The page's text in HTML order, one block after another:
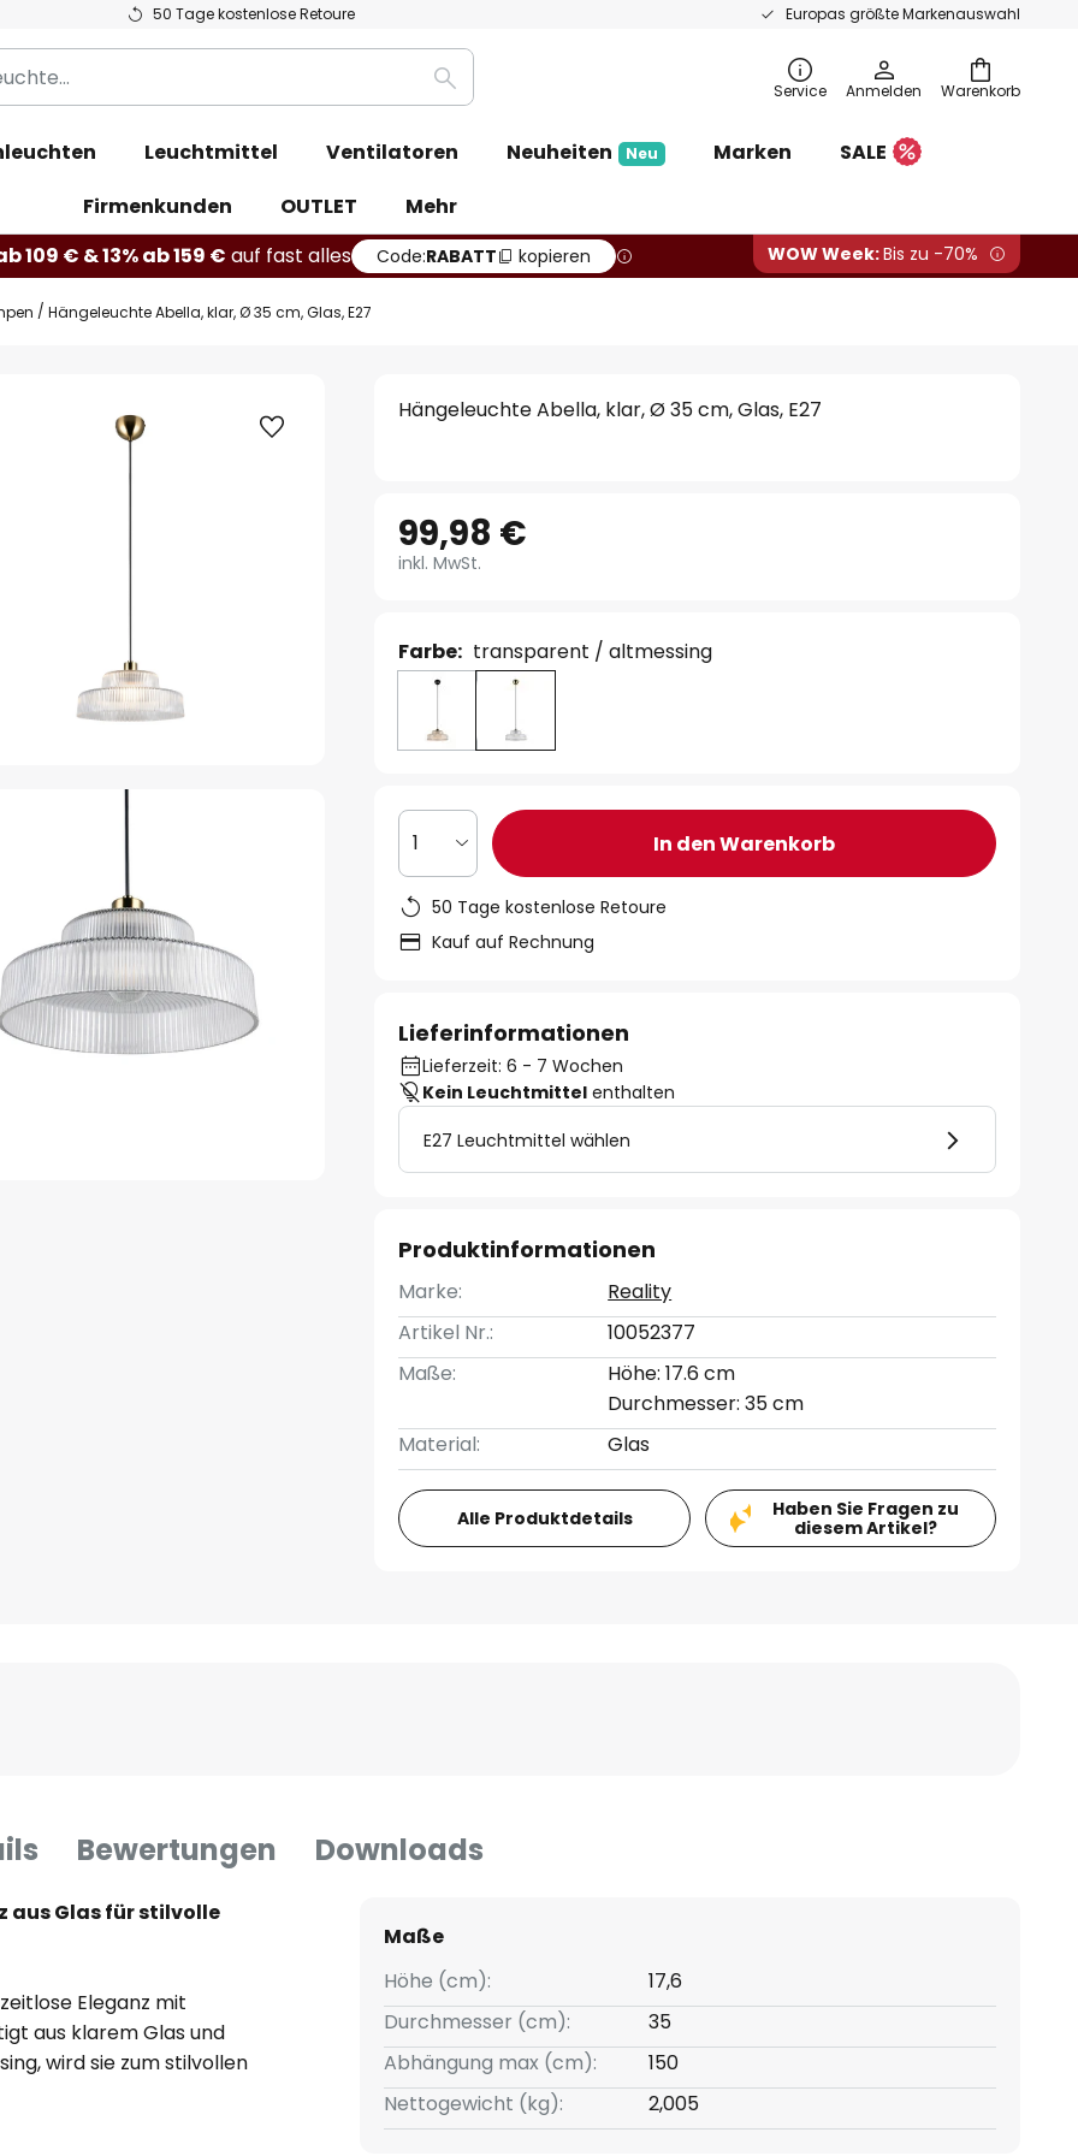
50 Tage kostenlose Retoure Europas größte Markenauswahl
Warenkorb
Suche Service Anmelden
Leuchtmittel Ventilatoren Neuheiten Neu Marken
SALE
Firmenkunden
OUTLET
Mehr
109 € & 13% ab 159 € auf fast alles Code:RABATT kopieren WOW Week:Bis zu -70%
Hängeleuchte Abella, klar, Ø 35 cm, Glas, E27
Hängeleuchte Abella, klar, Ø 35 cm, Glas, E27
99,98 €
inkl. MwSt.
Farbe: transparent / altmessing
1 In den Warenkorb
50 Tage kostenlose Retoure
Kauf auf Rechnung
Lieferinformationen
Lieferzeit: 6 - 7 Wochen
Kein Leuchtmittel enthalten
E27 Leuchtmittel wählen
Produktinformationen
Marke:
Reality
Artikel Nr.:
10052377
Maße:
Höhe: 17.6 cm
Durchmesser: 35 cm
Material:
Glas
Alle Produktdetails
Haben Sie Fragen zu
diesem Artikel?
Bewertungen Downloads
aus Glas für stilvolle
Eleganz mit
aus klarem Glas und
wird sie zum stilvollen
Maße
Höhe (cm):
17,6
Durchmesser (cm):
35
Abhängung max (cm):
150
Nettogewicht (kg):
2,005